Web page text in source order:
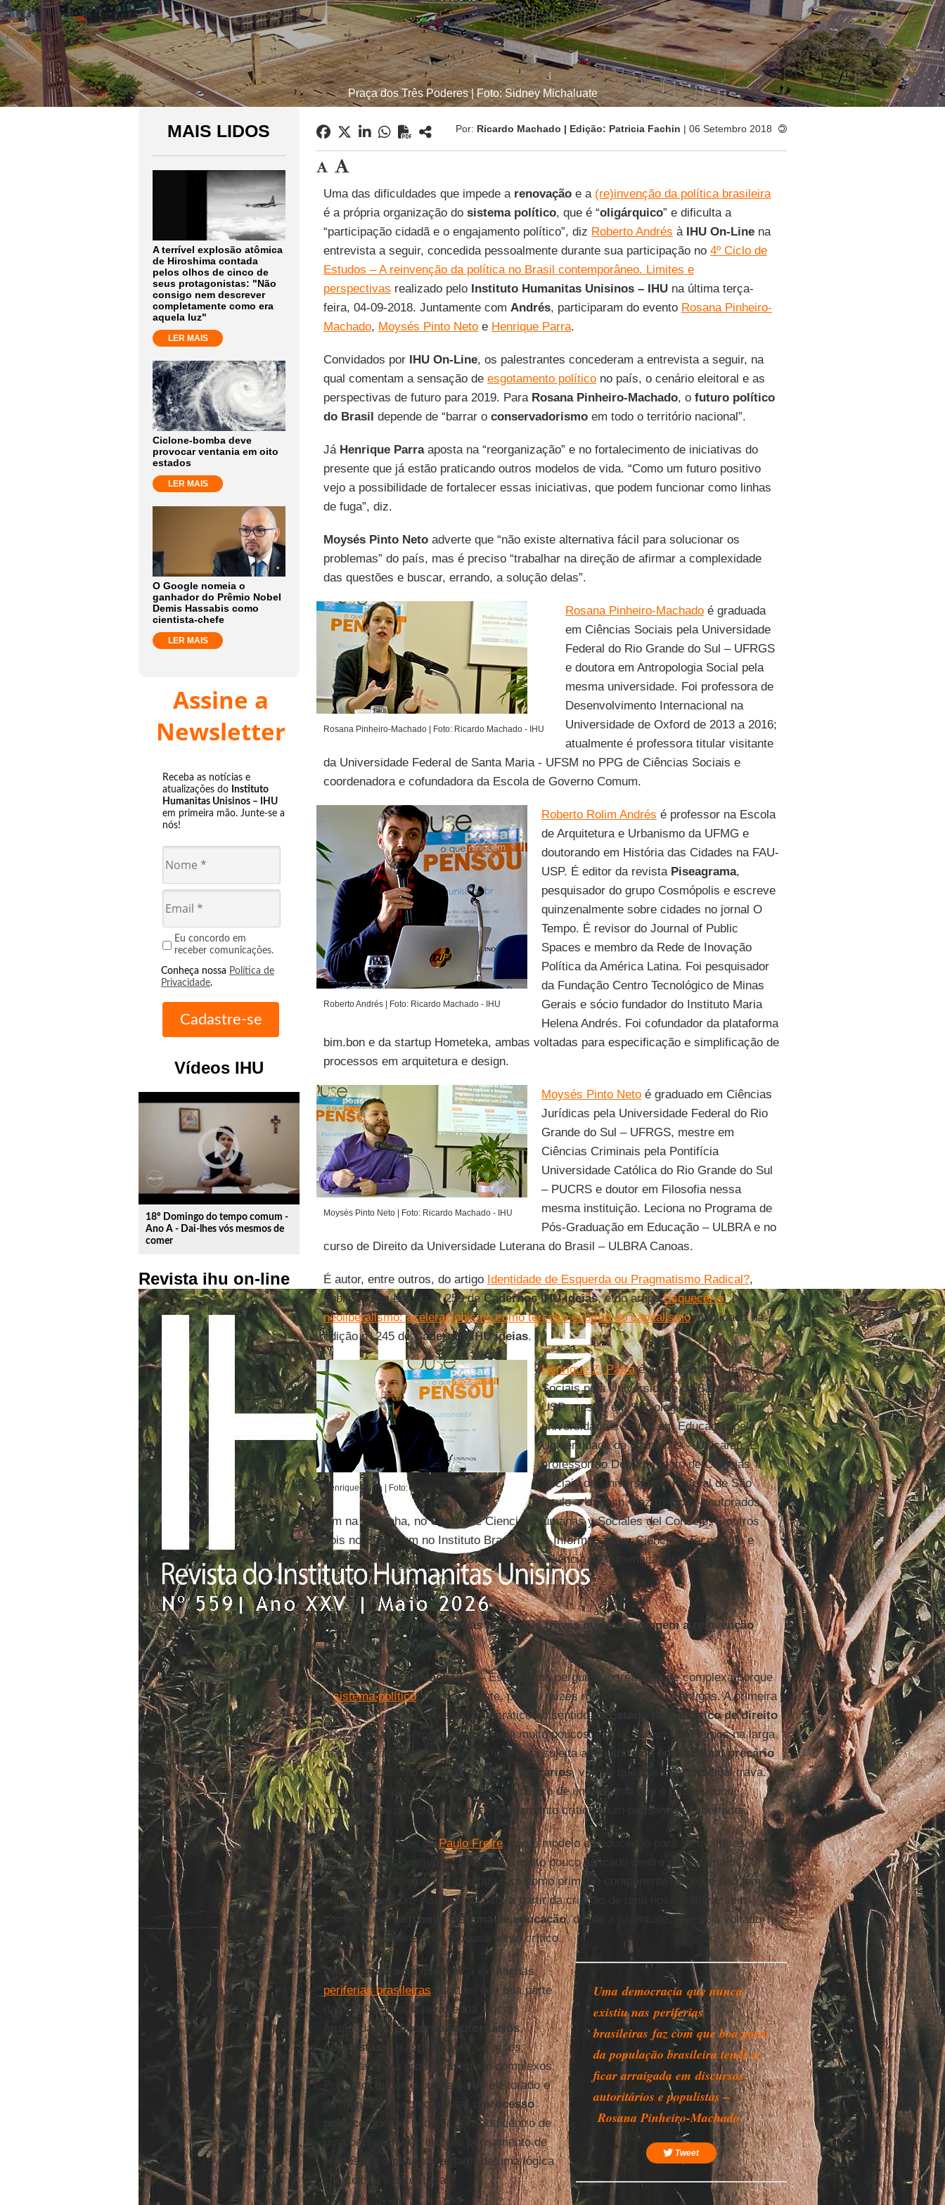
Praça dos Três Poderes | Foto: Sidney Michaluate
MAIS LIDOS
A terrível explosão atômica
de Hiroshima contada
pelos olhos de cinco de
seus protagonistas: "Não
consigo nem descrever
completamente como era
aquela luz"
LER MAIS
Ciclone-bomba deve
provocar ventania em oito
estados
LER MAIS
O Google nomeia o
ganhador do Prêmio Nobel
Demis Hassabis como
cientista-chefe
LER MAIS
Assine a
Newsletter
Receba as notícias e
atualizações do Instituto
Humanitas Unisinos – IHU
em primeira mão. Junte-se a
nós!
Eu concordo em
receber comunicações.
Conheça nossa Política de
Privacidade.
Vídeos IHU
play_circle_outline
18º Domingo do tempo comum -
Ano A - Dai-lhes vós mesmos de
comer
Revista ihu on-line
Por: Ricardo Machado | Edição: Patricia Fachin | 06 Setembro 2018
Uma das dificuldades que impede a renovaçãoe a (re)invenção da política brasileira
é a própria organização do sistema político, que é “oligárquico” e dificulta a
“participação cidadã e o engajamento político”, diz Roberto Andrés à IHU On-Linena
entrevista a seguir, concedida pessoalmente durante sua participação no 4º Ciclo de
Estudos – A reinvenção da política no Brasil contemporâneo. Limites e
perspectivas realizado pelo Instituto Humanitas Unisinos – IHUna última terça-
feira, 04-09-2018. Juntamente com Andrés, participaram do evento Rosana Pinheiro-
Machado, Moysés Pinto Netoe Henrique Parra.
Convidados porIHU On-Line, os palestrantes concederam a entrevista a seguir, na
qual comentam a sensação de esgotamento políticono país, o cenário eleitoral e as
perspectivas de futuro para 2019. Para Rosana Pinheiro-Machado, o futuro político
do Brasil depende de “barrar o conservadorismoem todo o território nacional”.
JáHenrique Parraaposta na “reorganização” e no fortalecimento de iniciativas do
presente que já estão praticando outros modelos de vida. “Como um futuro positivo
vejo a possibilidade de fortalecer essas iniciativas, que podem funcionar como linhas
de fuga”, diz.
Moysés Pinto Netoadverte que “não existe alternativa fácil para solucionar os
problemas” do país, mas é preciso “trabalhar na direção de afirmar a complexidade
das questões e buscar, errando, a solução delas”.
Rosana Pinheiro-Machado | Foto: Ricardo Machado - IHU
Rosana Pinheiro-Machadoé graduada
em Ciências Sociais pela Universidade
Federal do Rio Grande do Sul – UFRGS
e doutora em Antropologia Social pela
mesma universidade. Foi professora de
Desenvolvimento Internacional na
Universidade de Oxford de 2013 a 2016;
atualmente é professora titular visitante
da Universidade Federal de Santa Maria - UFSM no PPG de Ciências Sociais e
coordenadora e cofundadora da Escola de Governo Comum.
Roberto Andrés | Foto: Ricardo Machado - IHU
Roberto Rolim Andrés é professor na Escola
de Arquitetura e Urbanismo da UFMG e
doutorando em História das Cidades na FAU-
USP. É editor da revista Piseagrama,
pesquisador do grupo Cosmópolis e escreve
quinzenalmente sobre cidades no jornal O
Tempo. É revisor do Journal of Public
Spaces e membro da Rede de Inovação
Política da América Latina. Foi pesquisador
da Fundação Centro Tecnológico de Minas
Gerais e sócio fundador do Instituto Maria
Helena Andrés. Foi cofundador da plataforma
bim.bon e da startup Hometeka, ambas voltadas para especificação e simplificação de
processos em arquitetura e design.
Moysés Pinto Neto | Foto: Ricardo Machado - IHU
Moysés Pinto Netoé graduado em Ciências
Jurídicas pela Universidade Federal do Rio
Grande do Sul – UFRGS, mestre em
Ciências Criminais pela Pontifícia
Universidade Católica do Rio Grande do Sul
– PUCRS e doutor em Filosofia nessa
mesma instituição. Leciona no Programa de
Pós-Graduação em Educação – ULBRA e no
curso de Direito da Universidade Luterana do Brasil – ULBRA Canoas.
É autor, entre outros, do artigo Identidade de Esquerda ou Pragmatismo Radical?,
publicado na edição nº 259 deCadernos IHU ideias, e do artigoEsquecer o
neoliberalismo: aceleracionismo como terceiro espírito do capitalismo, publicado na
edição nº 245 deCadernos IHU ideias.
Henrique Parra | Foto: Ricardo Machado - IHU
Henrique Z. Parraé graduado em Ciências
Sociais pela Universidade de São Paulo –
USP, mestre em Sociologia pela mesma
universidade e doutor em Educação pela
Universidade de Campinas – Unicamp. É
professor no Departamento de Ciências
Sociais da Universidade Federal de São
Paulo – Unifesp. Fez três pós-doutorados.
Um na Espanha, no Centro de Ciencias Humanas y Sociales del Consejo. E outros
dois no Brasil, um no Instituto Brasileiro de Informação em Ciência e Tecnologia e
outro no Programa de Pós-Graduação em Ciência da Informação da UFRJ.
Confira a entrevista.
IHU On-Line — Quais são as principais travas que interrompem a reinvenção
política do Brasil?
Rosana Pinheiro-Machado —Essa é uma pergunta extremamente complexa porque
osistema político, evidentemente, possui raízes muito profundas e antigas. A primeira
delas é o próprio processo democrático no sentido deEstado democrático de direito
que, noBrasil, sempre ocorreu para muito poucos. Então, quando pensamos na larga
maioria da população brasileira, que está sujeita a umsistema educacional precário
e ao oferecimento de bens públicos precários, vemos que essa é a principal trava.
Uma grande parte da população vive dentro de um sistema que é muito pouco
cosmopolita, que oferece pouco pensamento crítico e um pensamento libertador.
Nós somos o país dePaulo Freire, que é modelo de educação para as melhores
universidades do mundo, mas que é muito pouco aplicado dentro do sistema de
educação brasileiro. Por que falo isso como primeiro componente? Porque não tem
como renovar um sistema político, a partir da criação de uma nova política, sem
começar com umnovo sistema de educação, desde a juventude, que seja voltado
para a liberdade e para o pensamento crítico.
Uma democracia que nunca
existiu nas periferias
brasileiras faz com que boa parte
da população brasileira tenda a
ficar arraigada em discursos
autoritários e populistas –
Rosana Pinheiro-Machado
Tweet
Uma democraciaque nunca existiu nas
periferias brasileirasfaz com que boa parte
da população brasileira tenda a ficar
arraigada emdiscursos autoritários,
populistas
e que prometem soluções
imediatas para problemas muito complexos.
Portanto, temos o problema do eleitorado e
da maneira de como pensar o
processo
político que, ao não ser pensado dentro de
uma perspectiva crítica de pensamento de
propostas, é pensado a partir de uma lógica
clientelista e autoritária.